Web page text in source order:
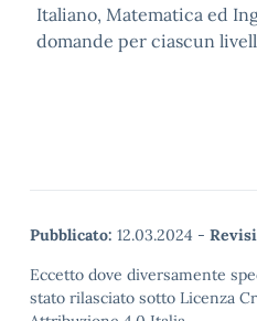
Italiano, Matematica ed
domande per ciascun
Pubblicato: 12.03.2024 -
Eccetto dove diversamente
stato rilasciato sotto Licenza